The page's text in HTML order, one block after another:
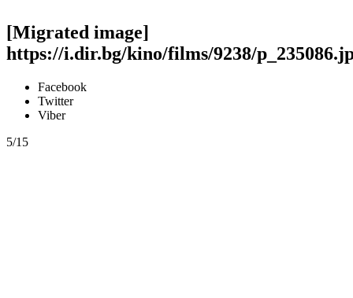
[Migrated image]
https://i.dir.bg/kino/films/9238/
Facebook
Twitter
Viber
5/15